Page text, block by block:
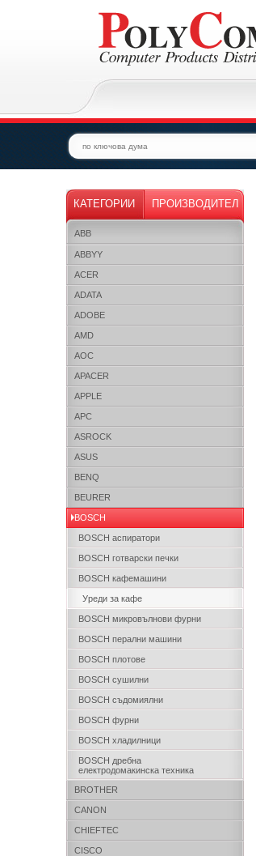
КАТЕГОРИИ ПРОИЗВОДИТЕЛ
ABB
ABBYY
ACER
ADATA
ADOBE
AMD
AOC
APACER
APPLE
APC
ASROCK
ASUS
BENQ
BEURER
BOSCH
BOSCH аспиратори
BOSCH готварски печки
BOSCH кафемашини
Уреди за кафе
BOSCH микровълнови фурни
BOSCH перални машини
BOSCH плотове
BOSCH сушилни
BOSCH съдомиялни
BOSCH фурни
BOSCH хладилници
BOSCH дребна
електродомакинска техника
BROTHER
CANON
CHIEFTEC
CISCO